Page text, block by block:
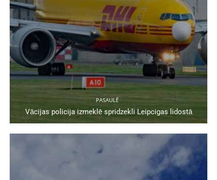
PASAULĒ
Vācijas policija izmeklē spridzekli Leipcigas lidostā